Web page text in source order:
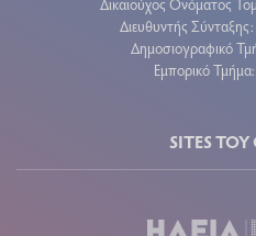
Διευθυντής
Δημοσιογραφικό
Εμπορικό
SITES